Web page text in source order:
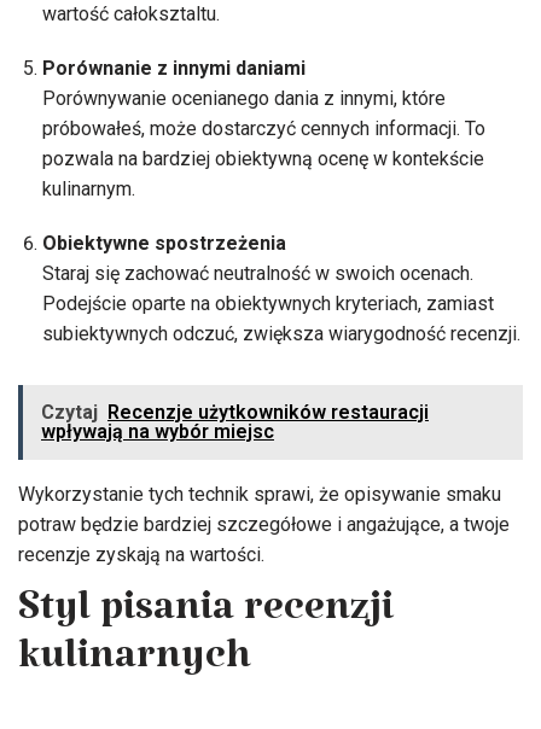
wartość całoksztaltu.
Porównanie z innymi daniami
Porównywanie ocenianego dania z innymi, które
próbowałeś, może dostarczyć cennych informacji. To
pozwala na bardziej obiektywną ocenę w kontekście
kulinarnym.
Obiektywne spostrzeżenia
Staraj się zachować neutralność w swoich ocenach.
Podejście oparte na obiektywnych kryteriach, zamiast
subiektywnych odczuć, zwiększa wiarygodność recenzji.
Czytaj Recenzje użytkowników restauracji
wpływają na wybór miejsc
Wykorzystanie tych technik sprawi, że opisywanie smaku
potraw będzie bardziej szczegółowe i angażujące, a twoje
recenzje zyskają na wartości.
Styl pisania recenzji
kulinarnych